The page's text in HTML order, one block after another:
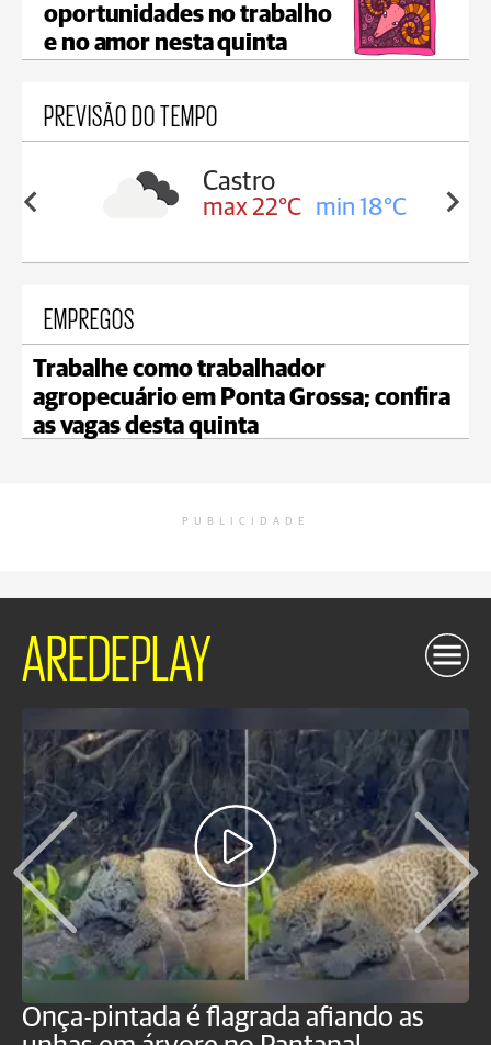
oportunidades no trabalho
e no amor nesta quinta
PREVISÃO DO TEMPO
18°C
Castro
max 22°C min 18°C
EMPREGOS
Trabalhe como trabalhador
agropecuário em Ponta Grossa; confira
as vagas desta quinta
PUBLICIDADE
AREDEPLAY
Onça-pintada é flagrada afiando as